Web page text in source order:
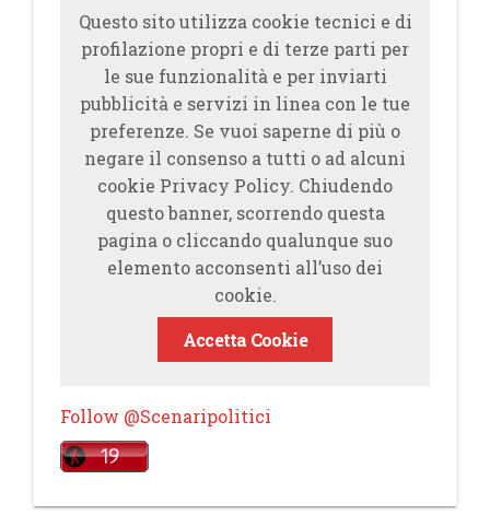
Questo sito utilizza cookie tecnici e di
profilazione propri e di terze parti per
le sue funzionalità e per inviarti
pubblicità e servizi in linea con le tue
preferenze. Se vuoi saperne di più o
negare il consenso a tutti o ad alcuni
cookie Privacy Policy. Chiudendo
questo banner, scorrendo questa
pagina o cliccando qualunque suo
elemento acconsenti all’uso dei
cookie.
Accetta Cookie
Follow @Scenaripolitici